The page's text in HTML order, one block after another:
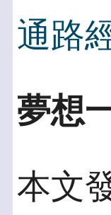
通路
夢想
本文